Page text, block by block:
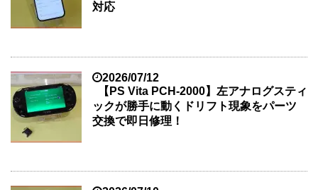
対応
2026/07/12
【PS Vita PCH-2000】左アナログスティ
ックが勝手に動くドリフト現象をパーツ
交換で即日修理！